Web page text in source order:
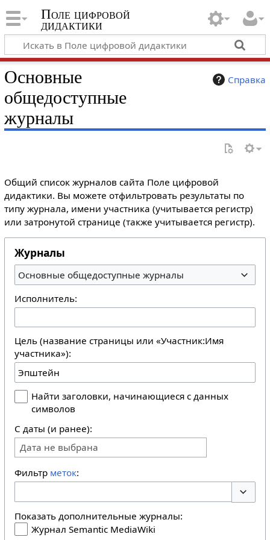
Поле цифровой
дидактики
Справка
Основные
общедоступные
журналы
Общий список журналов сайта Поле цифровой
дидактики. Вы можете отфильтровать результаты по
типу журнала, имени участника (учитывается регистр)
или затронутой странице (также учитывается регистр).
Журналы
Основные общедоступные журналы
Исполнитель:
Цель (название страницы или «Участник:Имя
участника»):
Найти заголовки, начинающиеся с данных
символов
С даты (и ранее):
Дата не выбрана
Фильтр меток:
Показать дополнительные журналы:
Журнал Semantic MediaWiki